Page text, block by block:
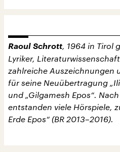
Raoul Schrott, 1964 in Tirol
Lyriker,
zahlreiche Auszeichnungen
für seine Neuübertragung
und „Gilgamesh Epos“.
entstanden viele Hörspiele,
Erde Epos“ (BR 2013–2016).